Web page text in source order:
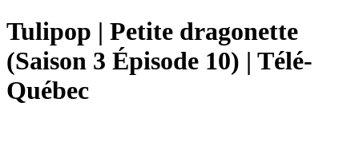
Tulipop | Petite dragonette
(Saison 3 Épisode 10) | Télé-
Québec